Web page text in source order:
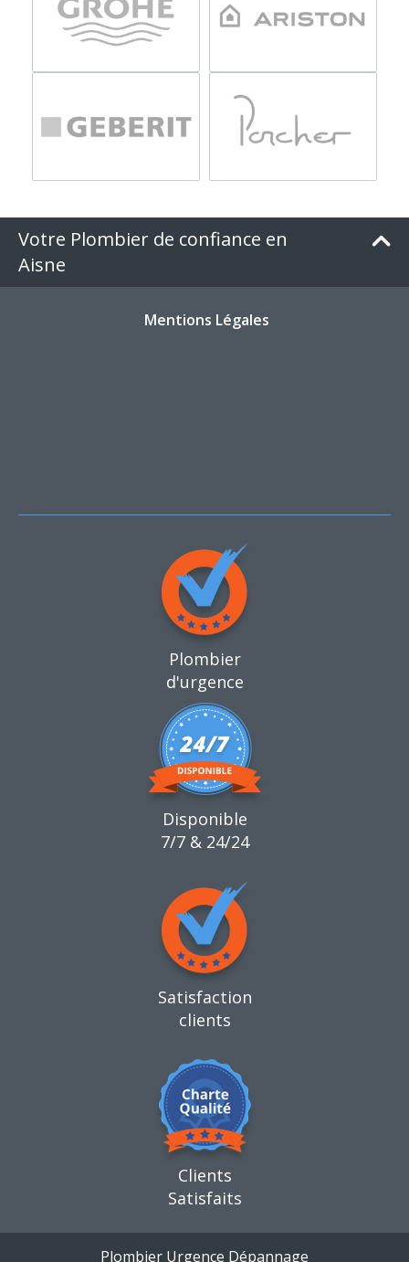
Votre Plombier de confiance en
Aisne
Mentions Légales
Plombier
d'urgence
Disponible
7/7 & 24/24
Satisfaction
clients
Clients
Satisfaits
Plombier Urgence Dépannage